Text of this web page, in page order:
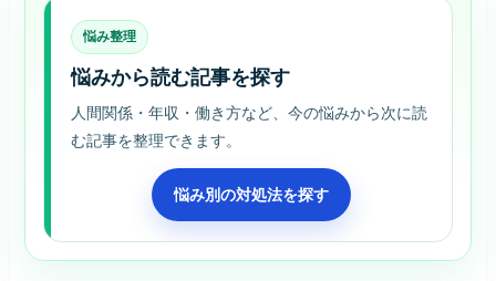
悩み整理
悩みから読む記事を探す
人間関係・年収・働き方など、今の悩みから次に読
む記事を整理できます。
悩み別の対処法を探す